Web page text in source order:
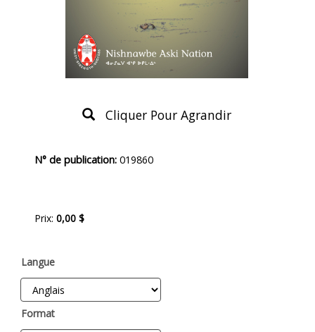
Cliquer Pour Agrandir
duN° de publication: 019860
Prix: 0,00 $
Langue
Format